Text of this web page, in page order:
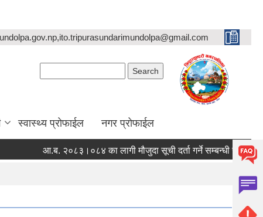
स्वास्थ्य प्रोफाईल नगर प्रोफाईल
आ.ब. २०८३।०८४ का लागी मौजुदा सूची दर्ता गर्ने सम्बन्धी सूचना ।